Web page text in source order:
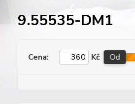
9.55535-DM1
Cena: Kč Od